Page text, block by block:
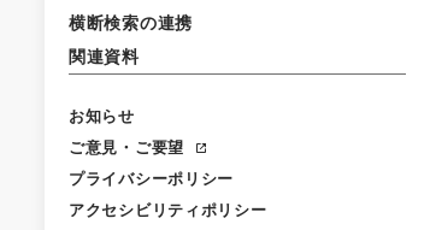
横断検索の連携
関連資料
お知らせ
ご意見・ご要望
プライバシーポリシー
アクセシビリティポリシー